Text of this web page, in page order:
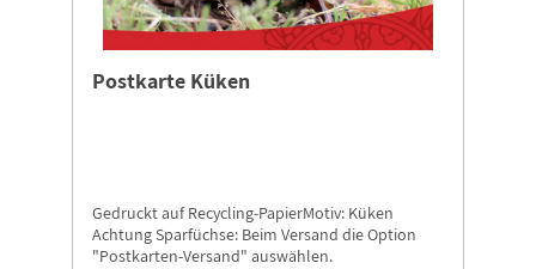
Postkarte Küken
Gedruckt auf Recycling-PapierMotiv: Küken
Achtung Sparfüchse: Beim Versand die Option
"Postkarten-Versand" auswählen.